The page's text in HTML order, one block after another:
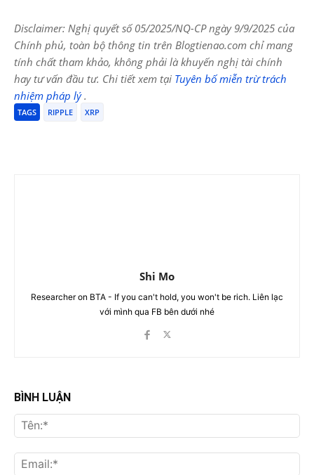
Disclaimer: Nghị quyết số 05/2025/NQ-CP ngày 9/9/2025 của
Chính phủ, toàn bộ thông tin trên Blogtienao.com chỉ mang
tính chất tham khảo, không phải là khuyến nghị tài chính
hay tư vấn đầu tư. Chi tiết xem tại Tuyên bố miễn trừ trách
nhiệm pháp lý.
TAGS RIPPLE XRP
Shi Mo
Researcher on BTA - If you can't hold, you won't be rich. Liên lạc
với mình qua FB bên dưới nhé
BÌNH LUẬN